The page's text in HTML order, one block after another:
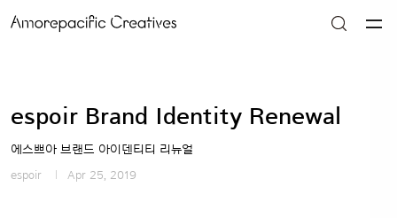
espoir Brand Identity Renewal
에스쁘아 브랜드 아이덴티티 리뉴얼
espoir Apr 25, 2019